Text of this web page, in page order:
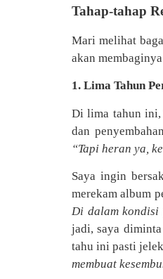
Tahap-tahap
Mari melihat
akan
1. Lima Tahun
Di lima tahun ini,
dan
“Tapi heran ya,
Saya ingin
merekam album
Di dalam kondisi
jadi, saya
tahu ini pasti
membuat